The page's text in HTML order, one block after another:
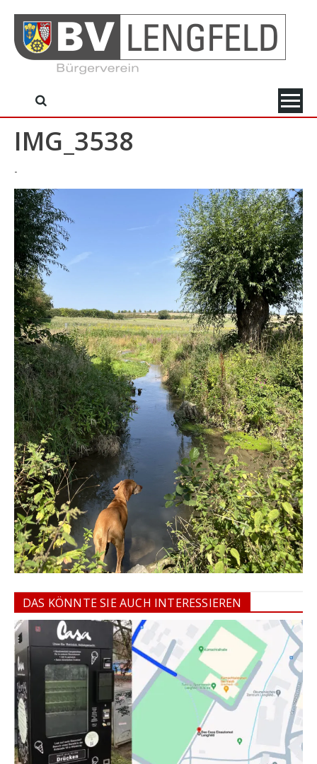
content
IMG_3538
-
DAS KÖNNTE SIE AUCH INTERESSIEREN